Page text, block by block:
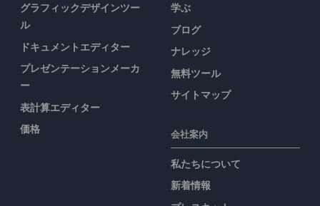
グラフィックデザインツー
ル
ドキュメントエディター
プレゼンテーションメーカ
ー
表計算エディター
価格
学ぶ
ブログ
ナレッジ
無料ツール
サイトマップ
会社案内
私たちについて
新着情報